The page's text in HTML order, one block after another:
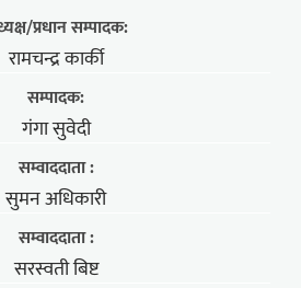
प्रधान सम्पादक:
रामचन्द्र कार्की
सम्पादक:
गंगा सुवेदी
सम्वाददाता :
सुमन अधिकारी
सम्वाददाता :
सरस्वती बिष्ट